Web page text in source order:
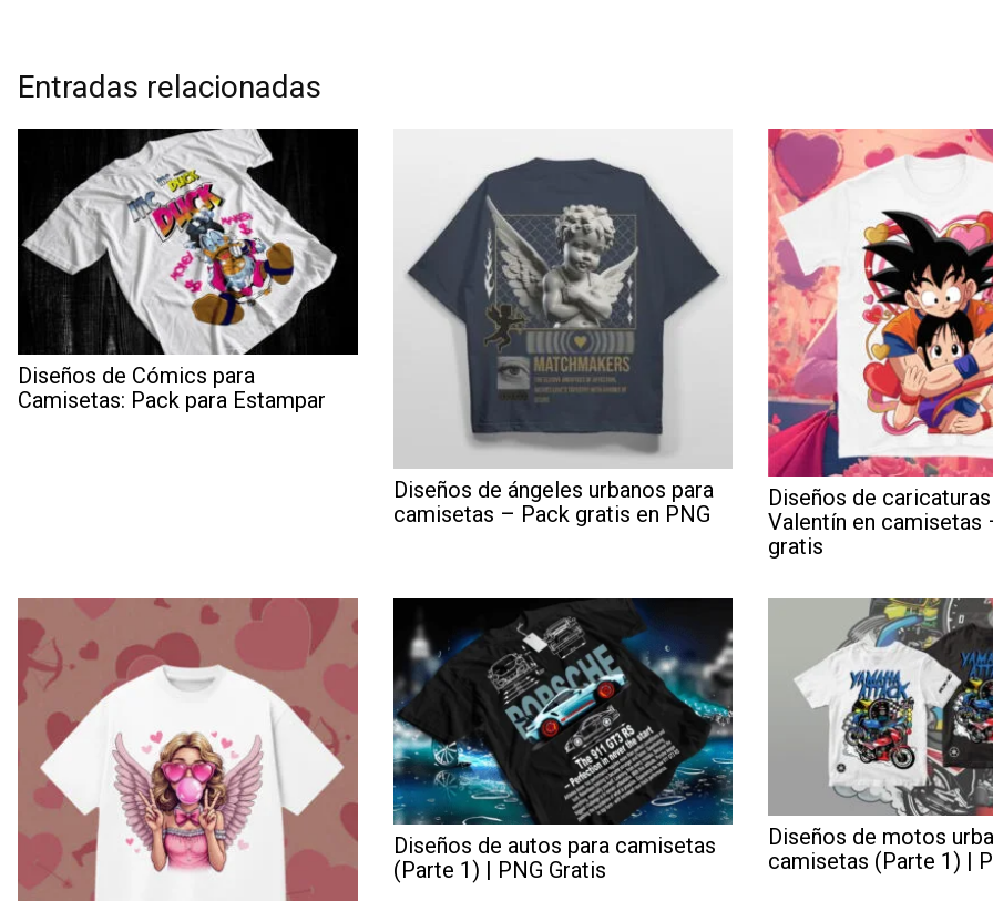
Entradas relacionadas
Diseños de Cómics para
Camisetas: Pack para Estampar
Diseños de ángeles urbanos para
camisetas – Pack gratis en PNG
Diseños de caricaturas
Valentín en camisetas
gratis
Diseños de autos para camisetas
(Parte 1) | PNG Gratis
Diseños de motos
camisetas (Parte 1) |